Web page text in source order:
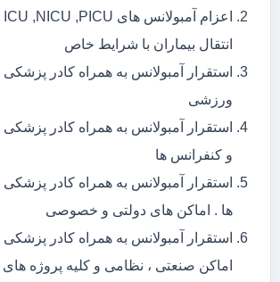
انتقال بیماران با شرایط خاص
استقرار آمبولانس به همراه کادر پزشکی
ورزشی
استقرار آمبولانس به همراه کادر پزشکی
و کنفرانس ها
استقرار آمبولانس به همراه کادر
ها . اماکن های دولتی و خصوصی
استقرار آمبولانس به همراه کادر پزشکی
اماکن صنعتی ، نظامی و کلیه پروژه